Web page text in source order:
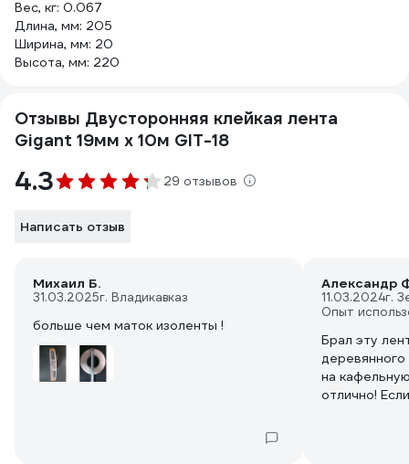
Вес, кг: 0.067
Длина, мм: 205
Ширина, мм: 20
Высота, мм: 220
Отзывы Двусторонняя клейкая лента
Gigant 19мм х 10м GIT-18
4.3 29 отзывов
Написать отзыв
Михаил Б.
31.03.2025г. Владикавказ
больше чем маток изоленты !
Александр
11.03.2024г.
Опыт
Брал эту
на
отлично!